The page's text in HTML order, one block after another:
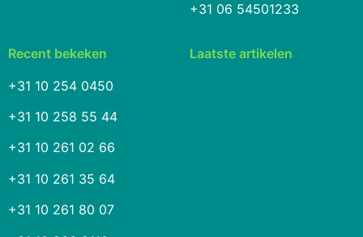
+31 06 54501233
Recent bekeken
+31 10 254 0450
+31 10 258 55 44
+31 10 261 02 66
+31 10 261 35 64
+31 10 261 80 07
Laatste artikelen